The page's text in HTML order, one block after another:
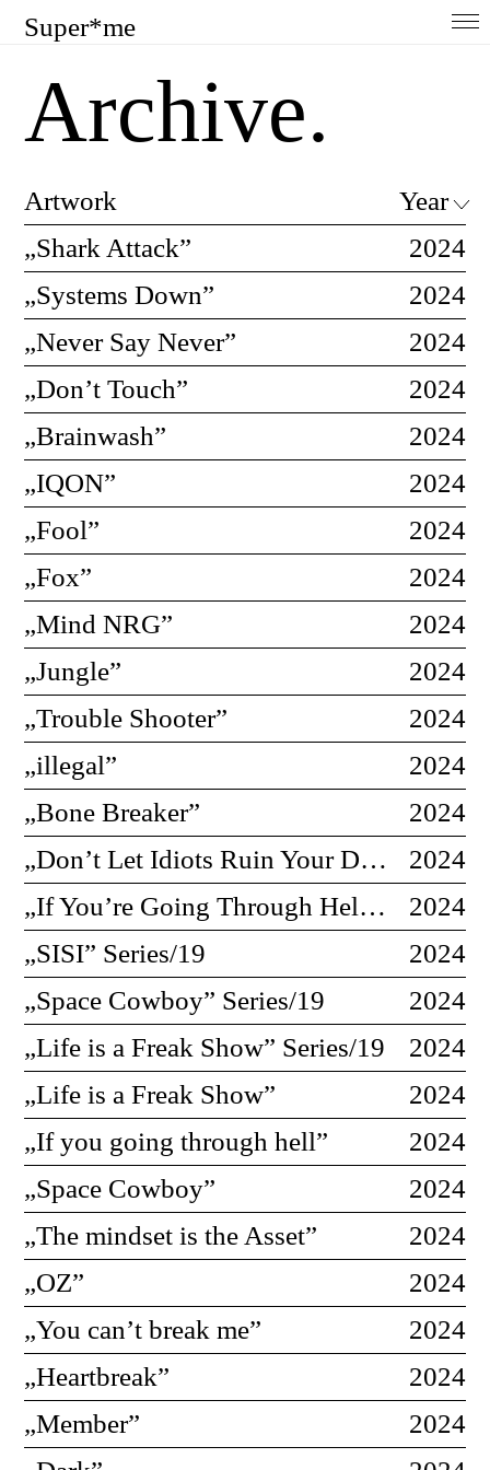
About
Shop
Press
Contact
Archive
@insta
Private Press Sign-Up
Super*me
Archive.
Artwork
Year
„Shark Attack”
2024
„Systems Down”
2024
„Never Say Never”
2024
„Don’t Touch”
2024
„Brainwash”
2024
„IQON”
2024
„Fool”
2024
„Fox”
2024
„Mind NRG”
2024
„Jungle”
2024
„Trouble Shooter”
2024
„illegal”
2024
„Bone Breaker”
2024
„Don’t Let Idiots Ruin Your Day”
2024
„If You’re Going Through Hell” Series/19
2024
„SISI” Series/19
2024
„Space Cowboy” Series/19
2024
„Life is a Freak Show” Series/19
2024
„Life is a Freak Show”
2024
„If you going through hell”
2024
„Space Cowboy”
2024
„The mindset is the Asset”
2024
„OZ”
2024
„You can’t break me”
2024
„Heartbreak”
2024
„Member”
2024